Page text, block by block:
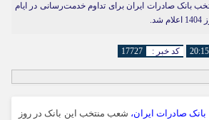
بانک صادرات ایران برای تداوم خدمت‌رسانی در ایام
کد خبر : 17727
صادرات ایران، شعب منتخب این بانک در روز